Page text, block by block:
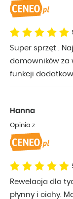
Super sprzęt .
domowników za
funkcji
Rewelacja dla
płynny i cichy.
Hanna
Opinia z